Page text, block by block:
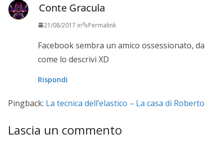
Conte Gracula
21/08/2017 in Permalink
Facebook sembra un amico ossessionato, da
come lo descrivi XD
Rispondi
Pingback: La tecnica dell’elastico – La casa di Roberto
Lascia un commento